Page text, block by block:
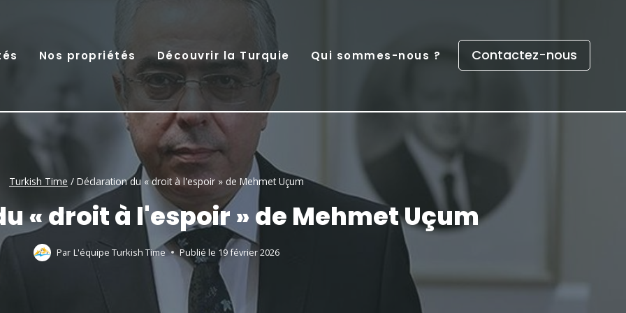
Nos propriétés Découvrir la Turquie Qui sommes-nous ? Contactez-nous
Turkish Time / Déclaration du « droit à l'espoir » de Mehmet Uçum
« droit à l'espoir » de Mehmet Uçum
Par L'équipe Turkish Time Publié le 19 février 2026